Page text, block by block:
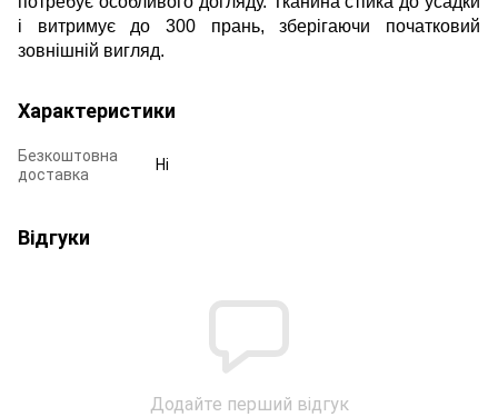
і витримує до 300 прань, зберігаючи початковий
зовнішній вигляд.
Характеристики
Безкоштовна
доставка
Ні
Відгуки
Додайте перший відгук